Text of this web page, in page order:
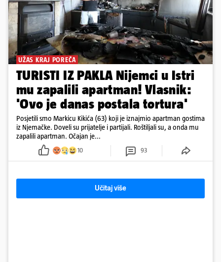
UŽAS KRAJ POREČA
TURISTI IZ PAKLA Nijemci u Istri
mu zapalili apartman! Vlasnik:
'Ovo je danas postala tortura'
Posjetili smo Markicu Kikića (63) koji je iznajmio apartman gostima
iz Njemačke. Doveli su prijatelje i partijali. Roštiljali su, a onda mu
zapalili apartman. Očajan je...
10 93
Učitaj više